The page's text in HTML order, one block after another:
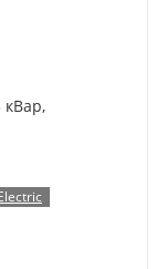
кВар,